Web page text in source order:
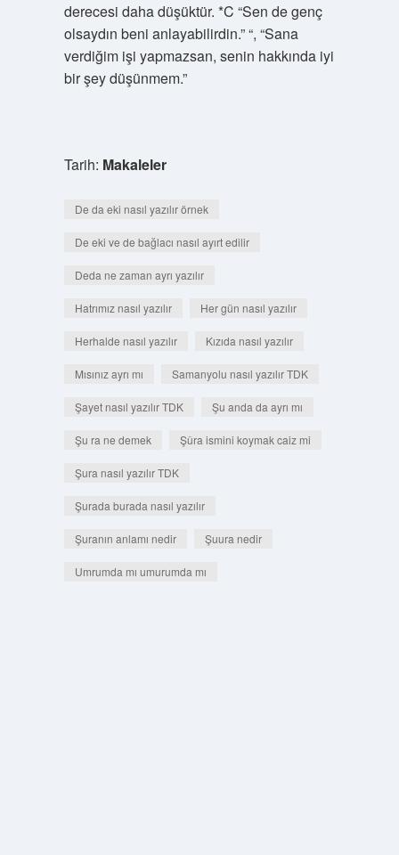
derecesi daha düşüktür. *C “Sen de genç
olsaydın beni anlayabilirdin.” “, “Sana
verdiğim işi yapmazsan, senin hakkında iyi
bir şey düşünmem.”
Tarih: Makaleler
De da eki nasıl yazılır örnek
De eki ve de bağlacı nasıl ayırt edilir
Deda ne zaman ayrı yazılır
Hatrımız nasıl yazılır Her gün nasıl yazılır
Herhalde nasıl yazılır Kızıda nasıl yazılır
Mısınız ayrı mı Samanyolu nasıl yazılır TDK
Şayet nasıl yazılır TDK Şu anda da ayrı mı
Şu ra ne demek Şûra ismini koymak caiz mi
Şura nasıl yazılır TDK
Şurada burada nasıl yazılır
Şuranın anlamı nedir Şuura nedir
Umrumda mı umurumda mı